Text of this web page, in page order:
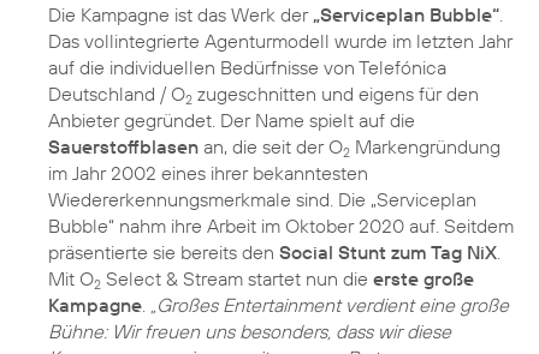
Die Kampagne ist das Werk der „Serviceplan Bubble“
Das vollintegrierte Agenturmodell wurde im letzten Jahr
auf die individuellen Bedürfnisse von Telefónica
Deutschland / O2 zugeschnitten und eigens für den
Anbieter gegründet. Der Name spielt auf die
Sauerstoffblasen an, die seit der O2 Markengründung
im Jahr 2002 eines ihrer bekanntesten
Wiedererkennungsmerkmale sind. Die „Serviceplan
Bubble“ nahm ihre Arbeit im Oktober 2020 auf. Seitdem
präsentierte sie bereits den Social Stunt zum Tag NiX
Mit O2 Select & Stream startet nun die erste große
Kampagne
„Großes Entertainment verdient eine große
Bühne: Wir freuen uns besonders, dass wir diese